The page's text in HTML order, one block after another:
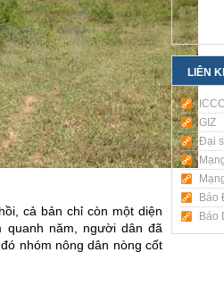
cả bản chỉ còn một diện
quanh năm, người dân đã
nhóm nông dân nòng cốt
LIÊN
GIZ
Đại
Báo
Báo